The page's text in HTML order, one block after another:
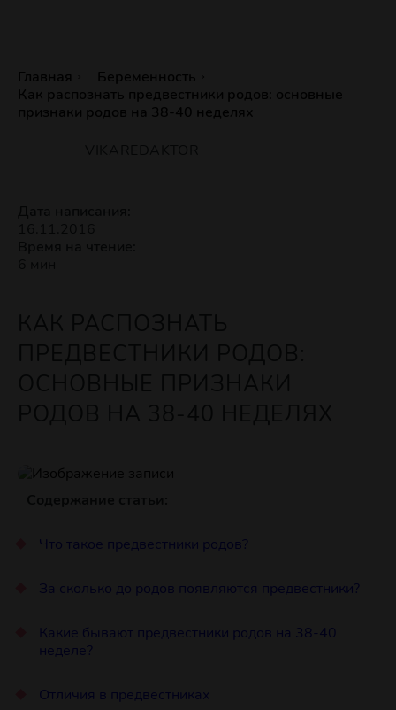
Главная
Беременность
Как распознать предвестники родов: основные
признаки родов на 38-40 неделях
Что такое предвестники родов?
За сколько до родов появляются предвестники?
Какие бывают предвестники родов на 38-40
неделе?
Отличия в предвестниках